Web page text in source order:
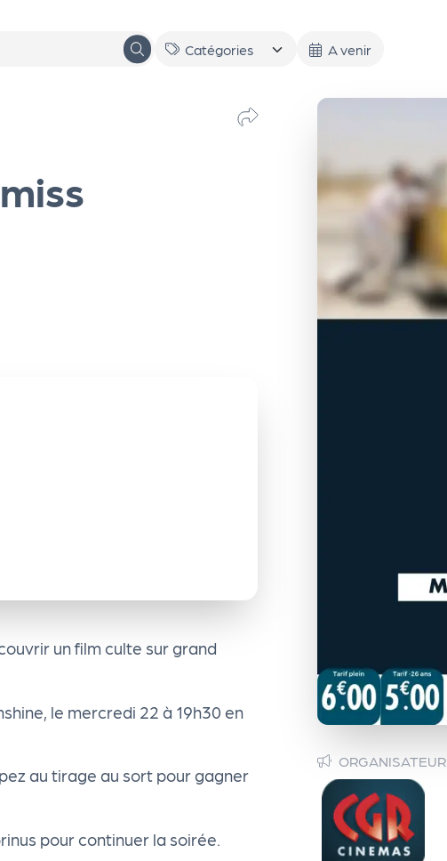
A venir
un film culte sur grand
le mercredi 22 à 19h30 en
au tirage au sort pour gagner
pour continuer la soirée.
ORGANISATEUR